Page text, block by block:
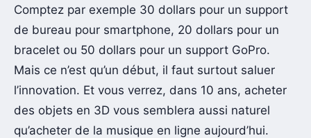
Comptez par exemple 30 dollars pour un support
de bureau pour smartphone, 20 dollars pour un
bracelet ou 50 dollars pour un support GoPro.
Mais ce n’est qu’un début, il faut surtout saluer
l’innovation. Et vous verrez, dans 10 ans, acheter
des objets en 3D vous semblera aussi naturel
qu’acheter de la musique en ligne aujourd’hui.